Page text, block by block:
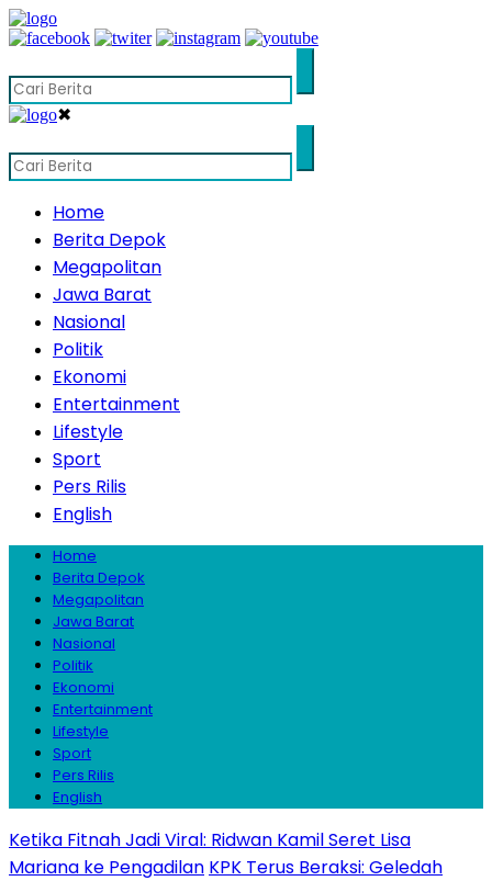
✖
Home
Berita Depok
Megapolitan
Jawa Barat
Nasional
Politik
Ekonomi
Entertainment
Lifestyle
Sport
Pers Rilis
English
Home
Berita Depok
Megapolitan
Jawa Barat
Nasional
Politik
Ekonomi
Entertainment
Lifestyle
Sport
Pers Rilis
English
Ketika Fitnah Jadi Viral: Ridwan Kamil Seret Lisa
Mariana ke Pengadilan KPK Terus Beraksi: Geledah